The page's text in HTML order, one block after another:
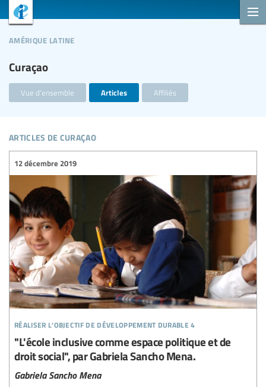
Curaçao
amérique latine
Vue d’ensemble Articles Affiliés
articles de curaçao
réaliser l’objectif de développement durable 4
12 décembre 2019
"L'école inclusive comme espace politique et de
droit social", par Gabriela Sancho Mena.
Gabriela Sancho Mena